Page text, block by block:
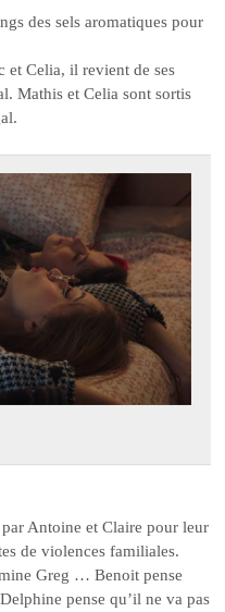
des sels aromatiques pour
et Celia, il revient de ses
Mathis et Celia sont sortis
Antoine et Claire pour leur
de violences familiales.
Greg … Benoit pense
pense qu’il ne va pas